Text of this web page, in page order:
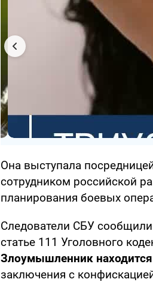
Она выступала
сотрудником российской
планирования боевых
Следователи СБУ
статье 111 Уголовного
Злоумышленник
заключения с